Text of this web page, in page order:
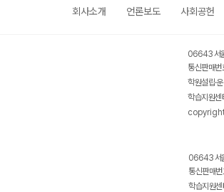
회사소개 언론보도 사회공헌
06643 서
통신판매
학원설립·
학습지원
06643 서
통신판매
학습지원